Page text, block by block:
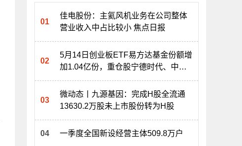
佳电股份：主氦风机业务在公司整体
营业收入中占比较小 焦点日报
5月14日创业板ETF易方达基金份额增
加1.04亿份，重仓股宁德时代、中际
旭创、新易盛
微动态丨九源基因：完成H股全流通
13630.2万股未上市股份转为H股
一季度全国新设经营主体509.8万户